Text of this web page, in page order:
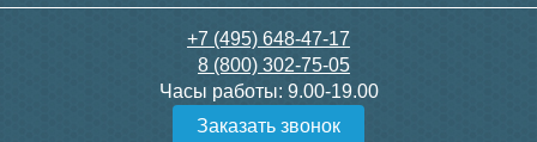
+7 (495) 648-47-17
8 (800) 302-75-05
Часы работы: 9.00-19.00
Заказать звонок